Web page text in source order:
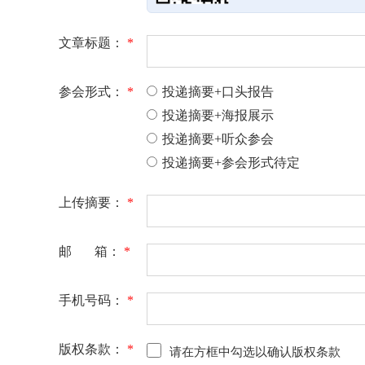
文章标题： *
参会形式： *
投递摘要+口头报告
投递摘要+海报展示
投递摘要+听众参会
投递摘要+参会形式待定
上传摘要： *
邮 箱： *
手机号码： *
版权条款： * 请在方框中勾选以确认版权条款